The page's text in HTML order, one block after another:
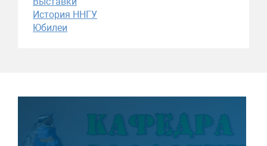
История ННГУ
Юбилеи